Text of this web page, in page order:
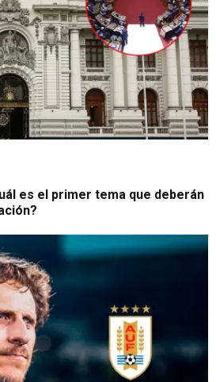
es el primer tema que deberán